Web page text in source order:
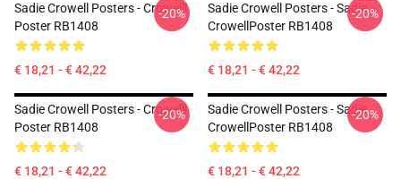
Sadie Crowell Posters - Crowelll
Poster RB1408
€ 18,21 - € 42,22
-20%
Sadie Crowell Posters - Sadie
CrowellPoster RB1408
€ 18,21 - € 42,22
-20%
Sadie Crowell Posters - Crowelll
Poster RB1408
€ 18,21 - € 42,22
-20%
Sadie Crowell Posters - Sadie
CrowellPoster RB1408
€ 18,21 - € 42,22
-20%